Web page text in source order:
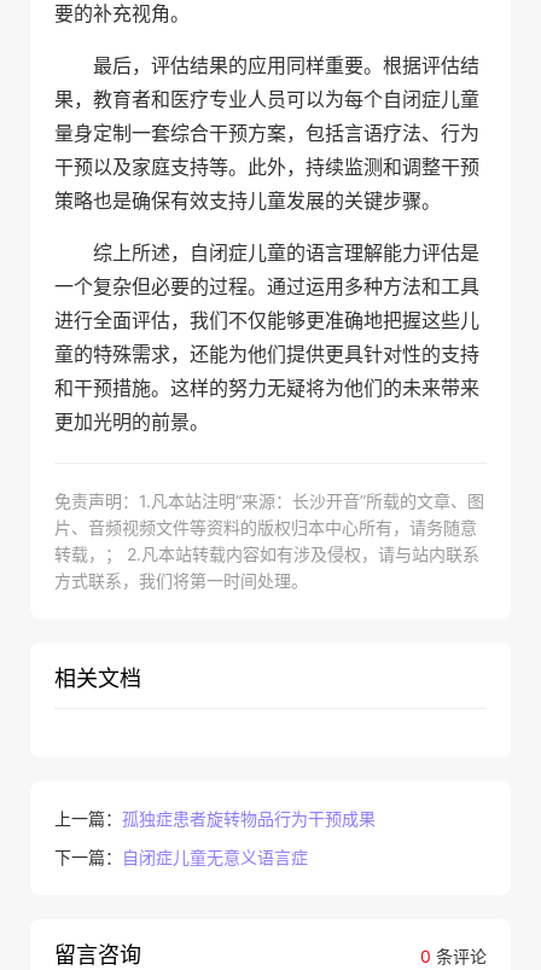
要的补充视角。
最后，评估结果的应用同样重要。根据评估结
果，教育者和医疗专业人员可以为每个自闭症儿童
量身定制一套综合干预方案，包括言语疗法、行为
干预以及家庭支持等。此外，持续监测和调整干预
策略也是确保有效支持儿童发展的关键步骤。
综上所述，自闭症儿童的语言理解能力评估是
一个复杂但必要的过程。通过运用多种方法和工具
进行全面评估，我们不仅能够更准确地把握这些儿
童的特殊需求，还能为他们提供更具针对性的支持
和干预措施。这样的努力无疑将为他们的未来带来
更加光明的前景。
免责声明：1.凡本站注明“来源：长沙开音”所载的文章、图
片、音频视频文件等资料的版权归本中心所有，请务随意
转载，； 2.凡本站转载内容如有涉及侵权，请与站内联系
方式联系，我们将第一时间处理。
相关文档
上一篇： 孤独症患者旋转物品行为干预成果
下一篇：
自闭症儿童无意义语言症
0 条评论
留言咨询